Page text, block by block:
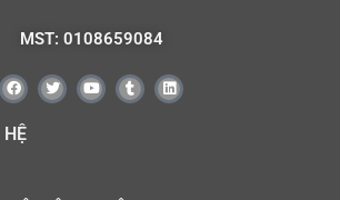
MST: 0108659084